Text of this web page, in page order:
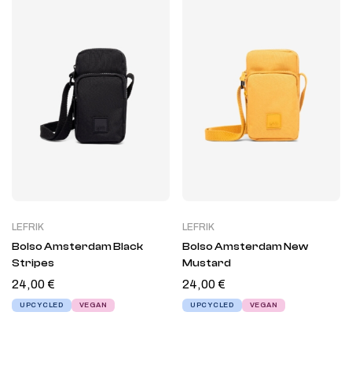
LEFRIK
Bolso Amsterdam Black
Stripes
24,00€
UPCYCLED VEGAN
LEFRIK
Bolso Amsterdam New
Mustard
24,00€
UPCYCLED VEGAN